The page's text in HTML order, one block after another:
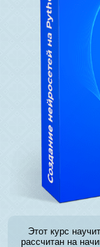
Этот курс
рассчитан на